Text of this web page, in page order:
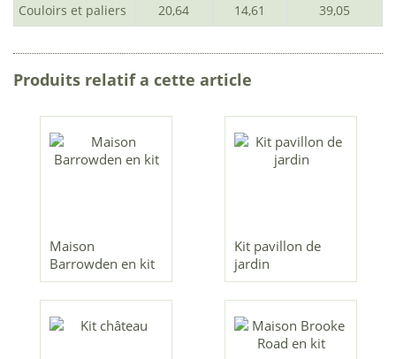
Couloirs et paliers
20,64 14,61 39,05
Produits relatif a cette article
Maison
Barrowden en kit
Kit pavillon de
jardin